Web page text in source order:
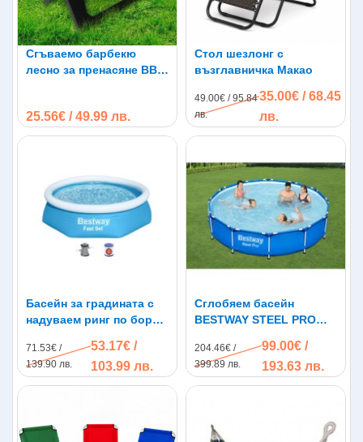
Характеристики:
Размер: 100см.
Допустимо тегло: 120кг.
Цвят: Синьо-зелени ивици
При нас ще откриете висококачествени и изгодни
Сгъваемо барбекю
лесно за пренасяне BBQ
25.56€ / 49.99 лв.
Стол шезлонг с
възглавничка Макао
49.00€ / 95.84
лв.
35.00€ / 68.45
лв.
Басейн за градината с
надуваем ринг по бордa
57450, филтърна помпа
71.53€ /
139.90 лв.
53.17€ /
103.99 лв.
Сглобяем басейн
BESTWAY STEEL PRO
филтърна помпа
204.46€ /
399.89 лв.
99.00€ /
193.63 лв.